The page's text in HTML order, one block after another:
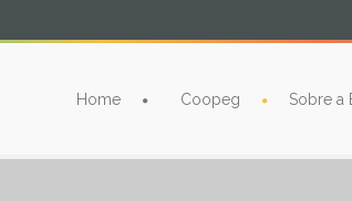
Home Coopeg Sobre a